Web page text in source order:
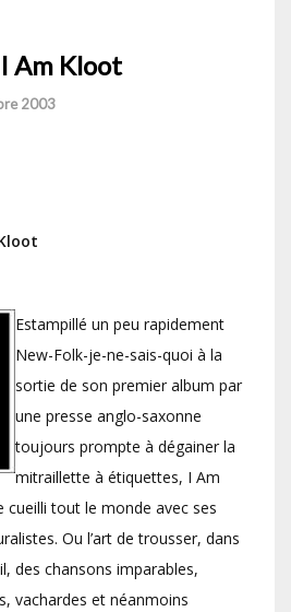
Am Kloot
2003
Estampillé un peu rapidement
New-Folk-je-ne-sais-quoi à la
sortie de son premier album par
une presse anglo-saxonne
toujours prompte à dégainer la
mitraillette à étiquettes, I Am
cueilli tout le monde avec ses
Ou l’art de trousser, dans
des chansons imparables,
vachardes et néanmoins